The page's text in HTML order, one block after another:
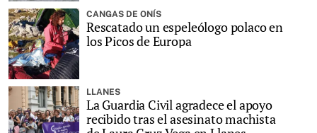
CANGAS DE ONÍS
Rescatado un espeleólogo polaco en
los Picos de Europa
LLANES
La Guardia Civil agradece el apoyo
recibido tras el asesinato machista